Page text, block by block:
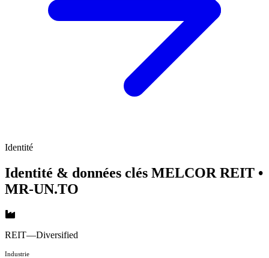
Identité
Identité & données clés MELCOR REIT •
MR-UN.TO
REIT—Diversified
Industrie